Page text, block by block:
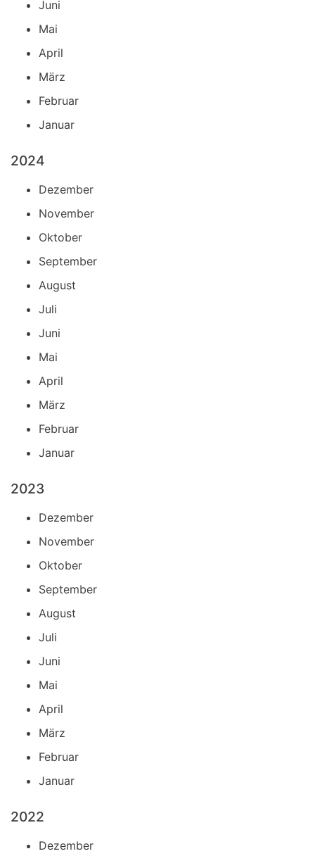
Juni
Mai
April
März
Februar
Januar
2024
Dezember
November
Oktober
September
August
Juli
Juni
Mai
April
März
Februar
Januar
2023
Dezember
November
Oktober
September
August
Juli
Juni
Mai
April
März
Februar
Januar
2022
Dezember